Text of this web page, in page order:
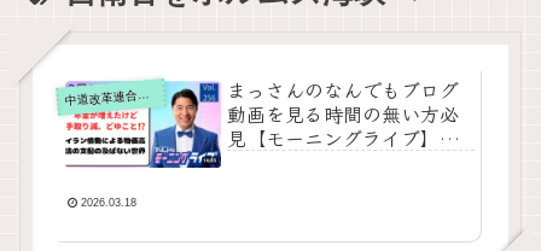
中道改革連合の動画をテキスト要約
まっさんのなんでもブログ
動画を見る時間の無い方必
見【モーニングライブ】
る新聞情報【 15分解説 / 政
2026.03.18